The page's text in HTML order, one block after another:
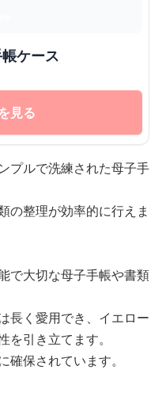
ケース
見る
プルで洗練された母子手
の整理が効率的に行えま
で大切な母子手帳や書類
長く愛用でき、イエロー
引き立てます。
保されています。